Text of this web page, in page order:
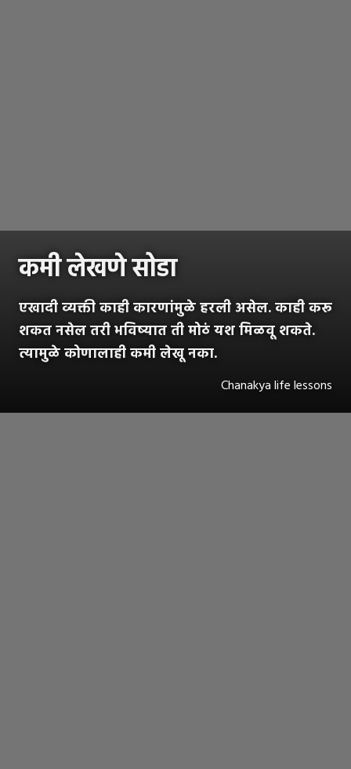
कमी लेखणे सोडा
एखादी व्यक्ती काही कारणांमुळे हरली असेल. काही करू
शकत नसेल तरी भविष्यात ती मोठं यश मिळवू शकते.
त्यामुळे कोणालाही कमी लेखू नका.
Chanakya life lessons